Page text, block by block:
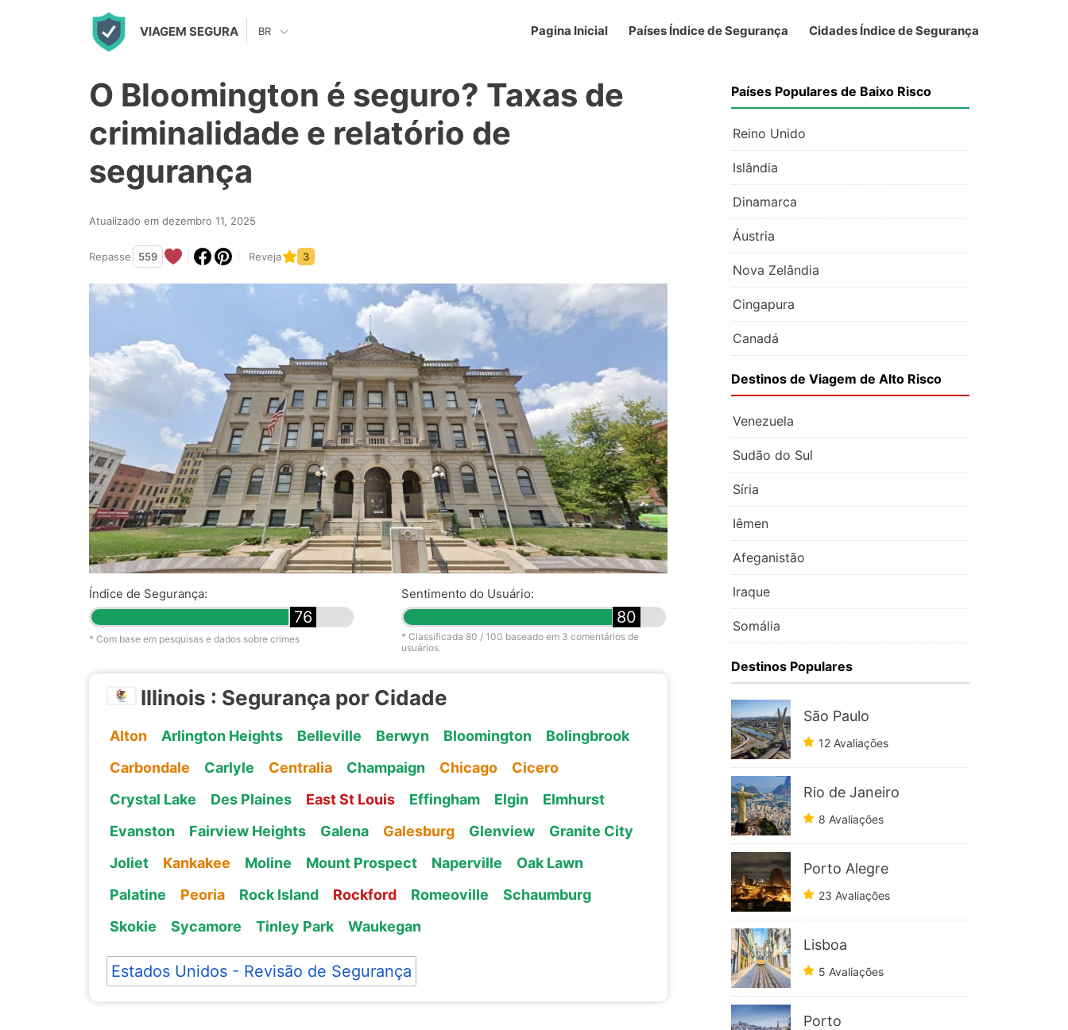
VIAGEM SEGURA Pagina Inicial Países Índice de Segurança Cidades Índice de Segurança
BR
O Bloomington é seguro? Taxas de
criminalidade e relatório de
segurança
Atualizado em dezembro 11, 2025
Repasse 559 Reveja 3
Índice de Segurança:
76
* Com base em pesquisas e dados sobre crimes
Sentimento do Usuário:
80
* Classificada 80 / 100 baseado em 3 comentários de
usuários.
Illinois : Segurança por Cidade
Alton Arlington Heights Belleville Berwyn Bloomington
Bolingbrook
Carbondale
Carlyle Centralia Champaign Chicago
Cicero
Crystal Lake
Des Plaines East St Louis Effingham Elgin
Elmhurst
Evanston
Fairview Heights Galena Galesburg Glenview
Granite City
Joliet
Kankakee Moline Mount Prospect Naperville
Oak Lawn
Palatine
Peoria Rock Island Rockford Romeoville
Schaumburg
Skokie
Sycamore Tinley Park Waukegan
Estados Unidos - Revisão de Segurança
Países Populares de Baixo Risco
Reino Unido
Islândia
Dinamarca
Áustria
Nova Zelândia
Cingapura
Canadá
Destinos de Viagem de Alto Risco
Venezuela
Sudão do Sul
Síria
Iêmen
Afeganistão
Iraque
Somália
Destinos Populares
São Paulo
12 Avaliações
Rio de Janeiro
8 Avaliações
Porto Alegre
23 Avaliações
Lisboa
5 Avaliações
Porto